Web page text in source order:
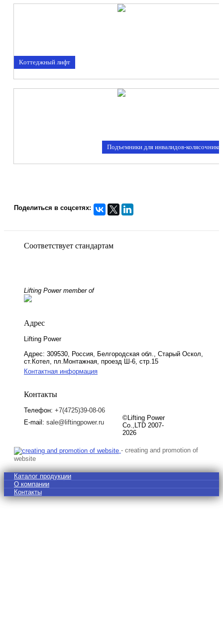
Kоттеджный лифт
Подъемники для инвалидов-
Поделиться в соцсетях:
Соответствует стандартам
Lifting Power member of
Адрес
Lifting Power
Адрес: 309530, Россия, Белгородская обл., Старый Оскол,
ст.Котел, пл.Монтажная, проезд Ш-6, стр.15
Контактная информация
Контакты
Телефон: +7(4725)39-08-06
E-mail: sale@liftingpower.ru
©Lifting Power
Co.,LTD 2007-
2026
- creating and promotion of
website
Каталог продукции
О компании
Контакты